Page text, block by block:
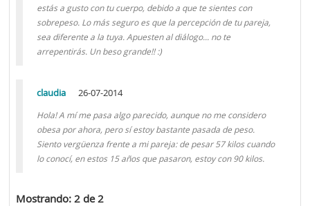
estás a gusto con tu cuerpo, debido a que te sientes con
sobrepeso. Lo más seguro es que la percepción de tu pareja,
sea diferente a la tuya. Apuesten al diálogo... no te
arrepentirás. Un beso grande!! :)
claudia 26-07-2014
Hola! A mí me pasa algo parecido, aunque no me considero
obesa por ahora, pero sí estoy bastante pasada de peso.
Siento vergüenza frente a mi pareja: de pesar 57 kilos cuando
lo conocí, en estos 15 años que pasaron, estoy con 90 kilos.
Mostrando: 2 de 2